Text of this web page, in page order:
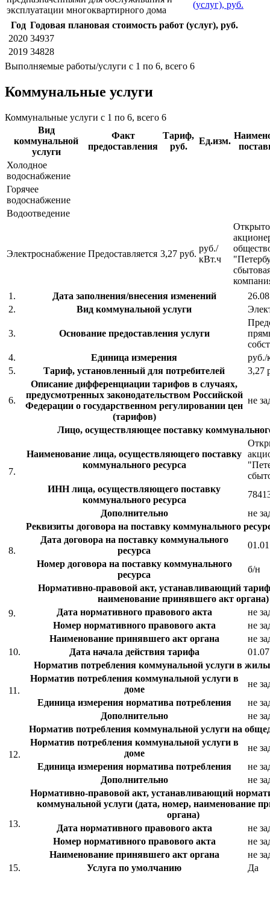
эксплуатации многоквартирного дома
(услуг), руб.
Год Годовая плановая стоимость работ (услуг), руб.
2020 34937
2019 34828
Выполняемые работы/услуги с 1 по 6, всего 6
Коммунальные услуги
Коммунальные услуги с 1 по 6, всего 6
Вид
коммунальной
услуги
Факт
предоставления
Тариф,
руб.
Ед.изм.
Холодное
водоснабжение
Горячее
водоснабжение
Водоотведение
Электроснабжение Предоставляется 3,27 руб.
руб./
кВт.ч
1.
Дата заполнения/внесения изменений
2.
Вид коммунальной услуги
3. Основание предоставления услуги
4.
Единица измерения
руб./
5.
Тариф, установленный для потребителей 3,27
6.
Описание дифференциации тарифов в случаях,
предусмотренных законодательством Российской
Федерации о государственном регулировании цен
(тарифов)
не
7.
Лицо, осуществляющее поставку
Наименование лица, осуществляющего поставку
коммунального ресурса
ИНН лица, осуществляющего поставку
коммунального ресурса
Дополнительно
не
8.
Реквизиты договора на поставку коммунального
Дата договора на поставку коммунального
ресурса
Номер договора на поставку коммунального
ресурса
б/н
9.
Нормативно-правовой акт, устанавливающий
наименование принявшего акт органа)
Дата нормативного правового акта
не
Номер нормативного правового акта
не
Наименование принявшего акт органа
не
10.
Дата начала действия тарифа
11.
Норматив потребления коммунальной услуги в
Норматив потребления коммунальной услуги в
доме
не
Единица измерения норматива потребления
не
Дополнительно
не
12.
Норматив потребления коммунальной услуги на
Норматив потребления коммунальной услуги в
доме
не
Единица измерения норматива потребления
не
Дополнительно
не
13.
Нормативно-правовой акт, устанавливающий
коммунальной услуги (дата, номер, наименование
органа)
Дата нормативного правового акта
не
Номер нормативного правового акта
не
Наименование принявшего акт органа
не
15.
Услуга по умолчанию Да